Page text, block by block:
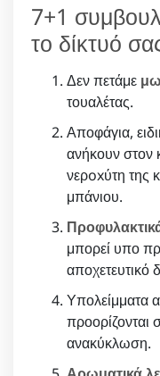
7+1
το δίκτυό
Δεν πετάμε
τουαλέτας.
Αποφάγια,
ανήκουν στον
νερoxύτη της
μπάνιου.
μπορεί υπο
αποχετευτικό
Υπολείμματα
προορίζονται
ανακύκλωση.